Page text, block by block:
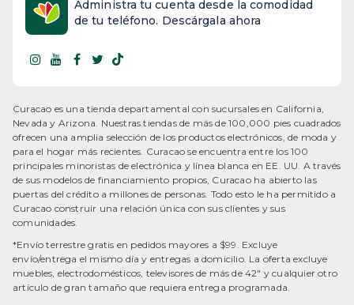
Administra tu cuenta desde la comodidad
de tu teléfono. Descárgala ahora
Curacao es una tienda departamental con sucursales en California,
Nevada y Arizona. Nuestras tiendas de más de 100,000 pies cuadrados
ofrecen una amplia selección de los productos electrónicos, de moda y
para el hogar más recientes. Curacao se encuentra entre los 100
principales minoristas de electrónica y línea blanca en EE. UU. A través
de sus modelos de financiamiento propios, Curacao ha abierto las
puertas del crédito a millones de personas. Todo esto le ha permitido a
Curacao construir una relación única con sus clientes y sus
comunidades.
*Envío terrestre gratis en pedidos mayores a $99. Excluye
envío/entrega el mismo día y entregas a domicilio. La oferta excluye
muebles, electrodomésticos, televisores de más de 42" y cualquier otro
artículo de gran tamaño que requiera entrega programada.